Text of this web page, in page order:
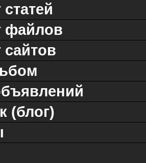
статей
файлов
сайтов
(блог)